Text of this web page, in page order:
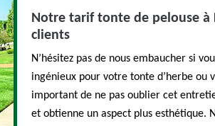
Notre tarif tonte de pelouse à
clients
N’hésitez pas de nous embaucher si
ingénieux pour votre tonte d’herbe ou
important de ne pas oublier cet
et obtienne un aspect plus esthétique.